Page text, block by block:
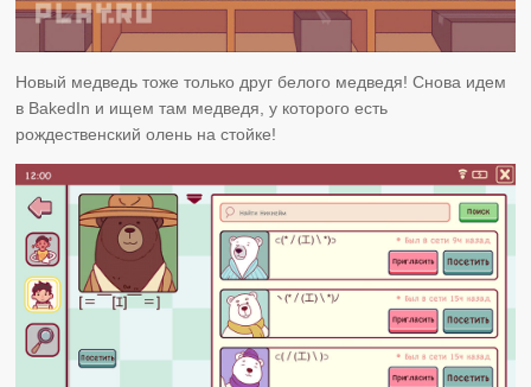
Новый медведь тоже только друг белого медведя! Снова идем
в BakedIn и ищем там медведя, у которого есть
рождественский олень на стойке!